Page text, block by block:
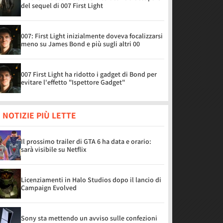
del sequel di 007 First Light
007: First Light inizialmente doveva focalizzarsi
meno su James Bond e più sugli altri 00
007 First Light ha ridotto i gadget di Bond per
evitare l'effetto "Ispettore Gadget"
NOTIZIE PIÙ LETTE
Il prossimo trailer di GTA 6 ha data e orario:
sarà visibile su Netflix
Licenziamenti in Halo Studios dopo il lancio di
Campaign Evolved
Sony sta mettendo un avviso sulle confezioni